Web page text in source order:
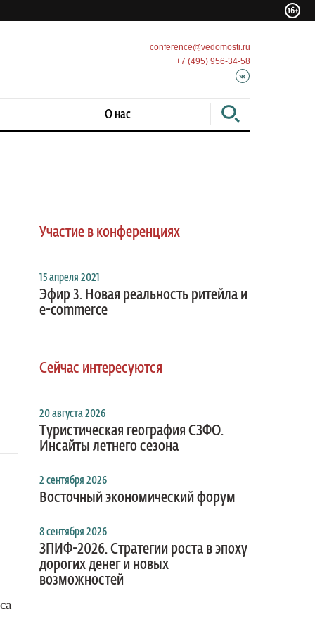
conference@vedomosti.ru
+7 (495) 956-34-58
О нас
Участие в конференциях
15 апреля 2021
Эфир 3. Новая реальность ритейла и
e-commerce
Сейчас интересуются
20 августа 2026
Туристическая география СЗФО.
Инсайты летнего сезона
2 сентября 2026
Восточный экономический форум
8 сентября 2026
ЗПИФ-2026. Стратегии роста в эпоху
дорогих денег и новых
возможностей